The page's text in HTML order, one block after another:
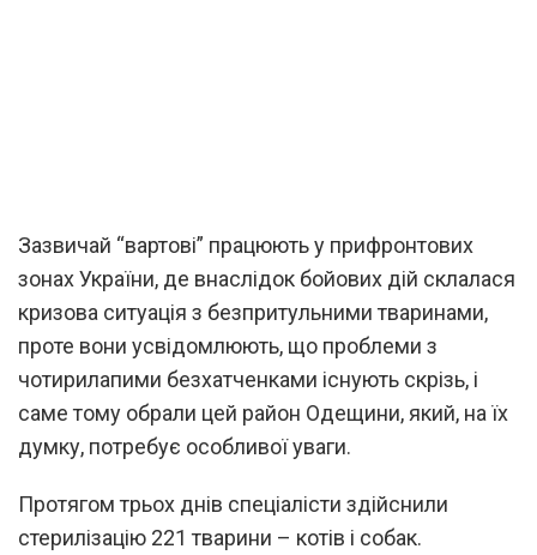
Зазвичай “вартові” працюють у прифронтових
зонах України, де внаслідок бойових дій склалася
кризова ситуація з безпритульними тваринами,
проте вони усвідомлюють, що проблеми з
чотирилапими безхатченками існують скрізь, і
саме тому обрали цей район Одещини, який, на їх
думку, потребує особливої уваги.
Протягом трьох днів спеціалісти здійснили
стерилізацію 221 тварини – котів і собак.